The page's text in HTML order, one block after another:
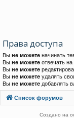
Права доступа
Вы не можете начинать
Вы не можете отвечать
Вы не можете
Вы не можете удалять
Вы не можете добавлять
Список форумов
Связаться с
Создано на